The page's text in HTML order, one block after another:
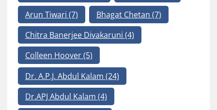
Arun Tiwari (7) Bhagat Chetan (7)
Chitra Banerjee Divakaruni (4)
Colleen Hoover(5)
Dr. A.P.J. Abdul Kalam (24)
Dr.APJ Abdul Kalam (4)